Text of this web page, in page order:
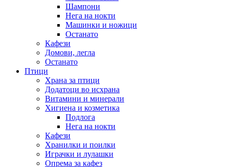
Шампони
Нега на нокти
Машинки и ножици
Останато
Кафези
Домови, легла
Останато
Птици
Храна за птици
Додатоци во исхрана
Витамини и минерали
Хигиена и козметика
Подлога
Нега на нокти
Кафези
Хранилки и поилки
Играчки и лулашки
Опрема за кафез